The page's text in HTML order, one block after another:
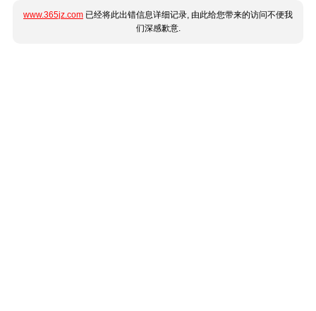
www.365jz.com 已经将此出错信息详细记录, 由此给您带来的访问不便我
们深感歉意.